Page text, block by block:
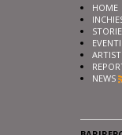
HOME
ARTISTI
NEWS